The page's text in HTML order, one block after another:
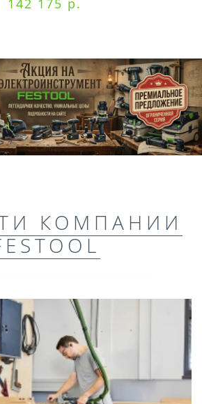
142 175 р.
КОМПАНИИ